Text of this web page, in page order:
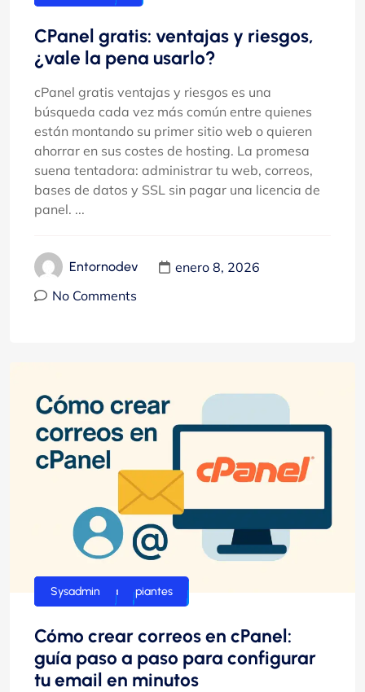
CPanel gratis: ventajas y riesgos,
¿vale la pena usarlo?
cPanel gratis ventajas y riesgos es una
búsqueda cada vez más común entre quienes
están montando su primer sitio web o quieren
ahorrar en sus costes de hosting. La promesa
suena tentadora: administrar tu web, correos,
bases de datos y SSL sin pagar una licencia de
panel. ...
Entornodev
enero 8, 2026
No Comments
Guías para principiantes
hosting
Sin categoría
Sysadmin
Cómo crear correos en cPanel:
guía paso a paso para configurar
tu email en minutos